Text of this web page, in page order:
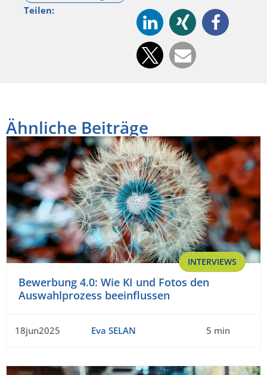
Teilen:
Ähnliche Beiträge
INTERVIEWS
Bewerbung 4.0: Wie KI und Fotos den
Auswahlprozess beeinflussen
18jun2025 Eva SELAN 5 min